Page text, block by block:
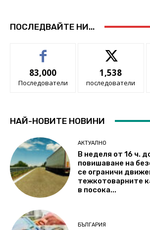
ПОСЛЕДВАЙТЕ НИ...
83,000
Последователи
1,538
последователи
НАЙ-НОВИТЕ НОВИНИ
АКТУАЛНО
В неделя от 16 ч.
повишаване на
се ограничи
тежкотоварните
в посока...
БЪЛГАРИЯ